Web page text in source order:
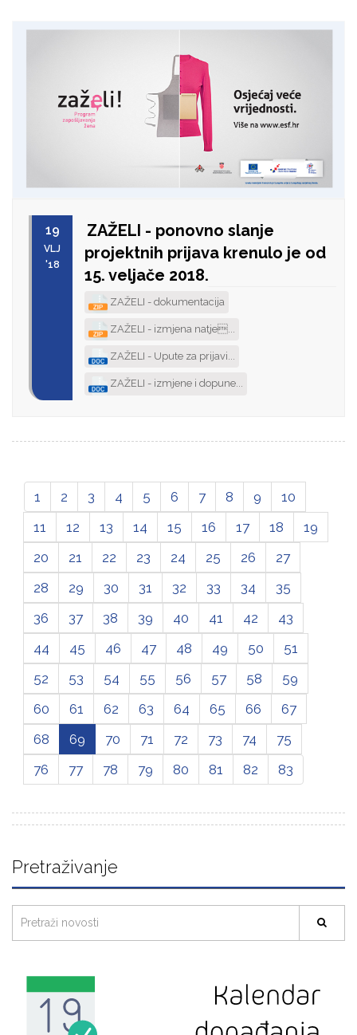
19
VLJ
'18
ZAŽELI - ponovno slanje
projektnih prijava krenulo je od
15. veljače 2018.
ZAŽELI - dokumentacija
ZAŽELI - izmjena natje...
ZAŽELI - Upute za prijavi...
ZAŽELI - izmjene i dopune...
1 2 3 4 5 6 7 8 9
10
11
12 13 14 15 16 17 18
19
20
21 22 23 24 25 26
27
28
29 30 31 32 33 34
35
36
37 38 39 40 41 42
43
44
45 46 47 48 49 50
51
52
53 54 55 56 57 58
59
60
61 62 63 64 65 66
67
68
69 70 71 72 73 74
75
76
77 78 79 80 81 82 83
Pretraživanje